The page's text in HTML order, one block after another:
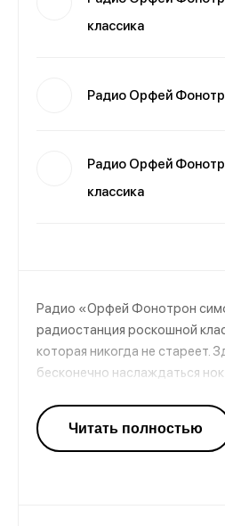
классика
Радио Орфей
Радио Орфей
классика
Радио «Орфей Фонотрон
радиостанция роскошной
которая никогда не стареет.
бесконечно наслаждаться
(Шопен, Моцарт, Бах,
Проект направлен на